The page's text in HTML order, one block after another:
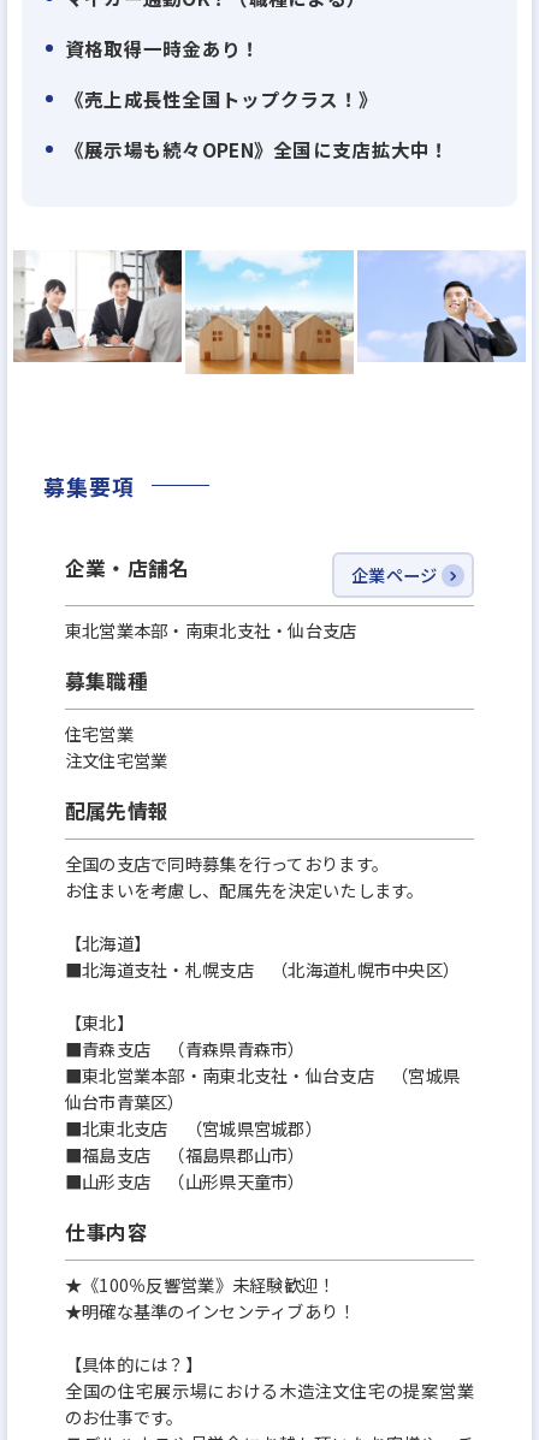
事ができる』という社長の考えもあり、自分の仕事
やどんな方々と働いているのかということを理解し
てもらうため、家族も参加できる社内イベントを実
季節に合わせて、春には野球大会やバーベキュー、
【100％反響営業】
大手ハウスメーカーと同等の品質の住宅を適正価格
で提供できるハウスメーカーとして、お客様から高
は全国トップクラス。
スなど、数ある住宅会社の中からお客様に選んで頂
ける存在として事業拡大しています。
資格取得一時金あり！
《売上成長性全国トップクラス！》
《展示場も続々OPEN》全国に支店拡大中！
募集要項
企業・店舗名 企業ページ
東北営業本部・南東北支社・仙台支店
募集職種
住宅営業
注文住宅営業
配属先情報
全国の支店で同時募集を行っております。
お住まいを考慮し、配属先を決定いたします。
【北海道】
■北海道支社・札幌支店 （北海道札幌市中央区）
【東北】
■青森支店 （青森県青森市）
■東北営業本部・南東北支社・仙台支店 （宮城県
仙台市青葉区）
■北東北支店 （宮城県宮城郡）
■福島支店 （福島県郡山市）
■山形支店 （山形県天童市）
仕事内容
★《100％反響営業》未経験歓迎！
★明確な基準のインセンティブあり！
【具体的には？】
全国の住宅展示場における木造注文住宅の提案営業
のお仕事です。